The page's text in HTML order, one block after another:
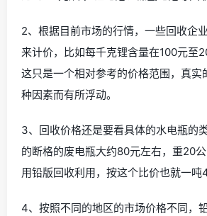
2、根据目前市场的行情，一些回收企
来计价，比如每千克锂含量在100元至
这只是一个相对参考的价格范围，真实
种因素而有所浮动。
3、回收价格还是要看具体的水电瓶的
的断格的废电瓶大约80元左右，重20
用铅版回收利用，按这个比价也就一吨
4、按照不同的地区的市场价格不同，